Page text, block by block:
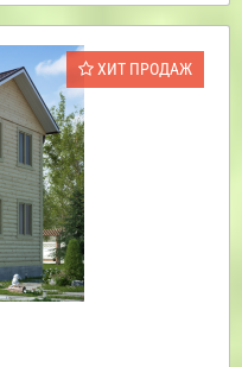
ХИТ ПРОДАЖ